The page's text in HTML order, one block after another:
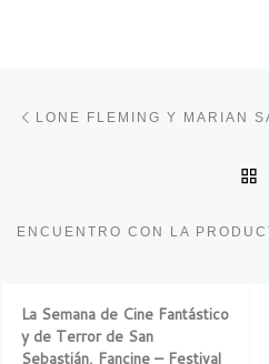
La Semana de Cine Fantástico
y de Terror de San
Sebastián, Fancine – Festival